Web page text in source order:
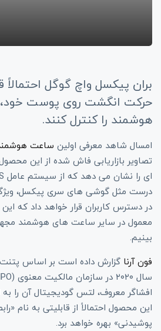
بران پیکسل واچ گوگل احتمالاً
حرکت انگشت روی پوست
هوشمند را کنترل کنند.
امسال شاهد معرفی اولین ساعت
تصاویر بازاریابی فاش شده از این
درست مثل گوشی های سری پیکسل،
در دسترس کاربران قرار خواهد داد که
بینیم.
فون آرنا گزارش داده است بر اساس
افشاگر معروف، لتس گودیجیتال آن را
این محصول احتمالاً از قابلیتی به نام
پوشیدنی» بهره خواهد برد.